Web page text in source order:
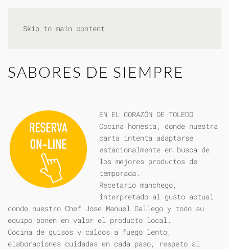
Skip to main content
SABORES DE SIEMPRE
EN EL CORAZÓN DE TOLEDO
Cocina honesta, donde nuestra
carta intenta adaptarse
estacionalmente en busca de
los mejores productos de
temporada.
Recetario manchego,
interpretado al gusto actual
donde nuestro Chef Jose Manuel Gallego y todo su
equipo ponen en valor el producto local.
Cocina de guisos y caldos a fuego lento,
elaboraciones cuidadas en cada paso, respeto al